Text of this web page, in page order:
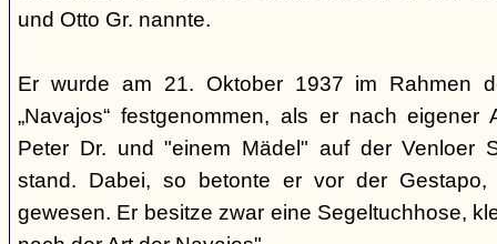
und Otto Gr. nannte.
Er wurde am 21. Oktober 1937 im Rahmen
„Navajos“ festgenommen, als er nach eigener
Peter Dr. und "einem Mädel" auf der Venloer
stand. Dabei, so betonte er vor der
gewesen. Er besitze zwar eine Segeltuchhose,